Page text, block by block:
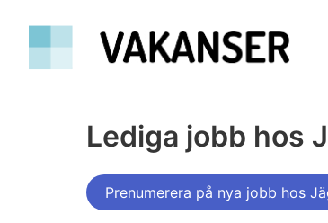
Lediga jobb hos
Prenumerera på nya jobb hos